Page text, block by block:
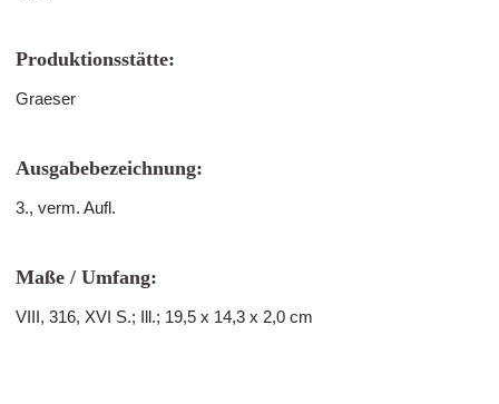
Produktionsstätte:
Graeser
Ausgabebezeichnung:
3., verm. Aufl.
Maße / Umfang:
VIII, 316, XVI S.; Ill.; 19,5 x 14,3 x 2,0 cm